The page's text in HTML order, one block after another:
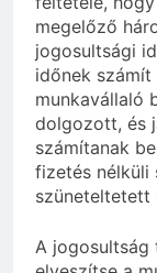
megelőző
jogosultsági
időnek
munkavállaló
dolgozott, és
számítanak
fizetés nélküli
szüneteltetett
A